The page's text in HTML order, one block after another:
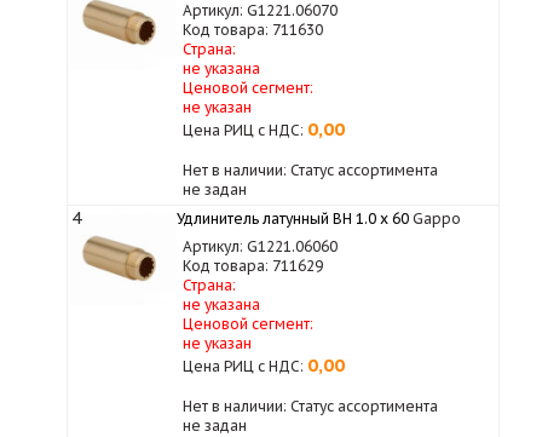
Артикул: G1221.06070
Код товара: 711630
Страна:
не указана
Ценовой сегмент:
не указан
Цена РИЦ с НДС: 0,00
Нет в наличии: Статус ассортимента
не задан
4 Удлинитель латунный ВН 1.0 х 60Gappo
Артикул: G1221.06060
Код товара: 711629
Страна:
не указана
Ценовой сегмент:
не указан
Цена РИЦ с НДС: 0,00
Нет в наличии: Статус ассортимента
не задан